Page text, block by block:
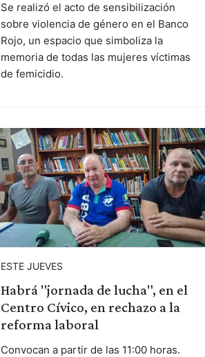
Se realizó el acto de sensibilización
sobre violencia de género en el Banco
Rojo, un espacio que simboliza la
memoria de todas las mujeres víctimas
de femicidio.
ESTE JUEVES
Habrá "jornada de lucha", en el
Centro Cívico, en rechazo a la
reforma laboral
Convocan a partir de las 11:00 horas.